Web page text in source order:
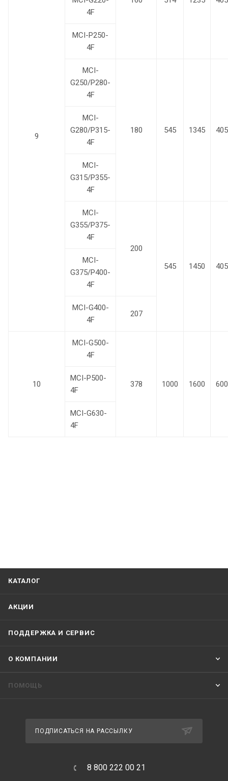
9
4F
MCI-P250-
4F
MCI-
G250/P280-
4F
180 545 1345 405
MCI-
G280/P315-
4F
MCI-
G315/P355-
4F
MCI-
G355/P375-
4F
200
545
1450 405
MCI-
G375/P400-
4F
MCI-G400-
4F
207
10
MCI-G500-
4F
378 1000 1600 600
MCI-P500-
4F
MCI-G630-
4F
КАТАЛОГ
АКЦИИ
ПОДДЕРЖКА И СЕРВИС
О КОМПАНИИ
ПОМОЩЬ
ПОДПИСАТЬСЯ НА РАССЫЛКУ
8 800 222 00 21